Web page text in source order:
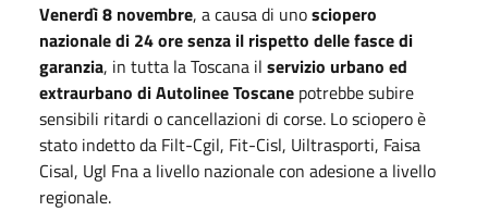
Venerdì 8 novembre, a causa di unosciopero
nazionale di 24 ore senza il rispetto delle fasce di
garanzia, in tutta la Toscana il servizio urbano ed
extraurbano di Autolinee Toscane potrebbe subire
sensibili ritardi o cancellazioni di corse. Lo sciopero è
stato indetto da Filt-Cgil, Fit-Cisl, Uiltrasporti, Faisa
Cisal, Ugl Fna a livello nazionale con adesione a livello
regionale.